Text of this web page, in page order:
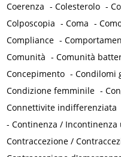
Coerenza -Colesterolo -
Colposcopia -Coma -
Compliance -
Comunità -Comunità
Concepimento -Condilomi
Condizione femminile -
Connettivite indifferenziata
-Continenza / Incontinenza
Contraccezione /